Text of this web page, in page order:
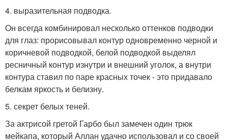
4. выразительная подводка.
Он всегда комбинировал несколько оттенков подводки
для глаз: прорисовывал контур одновременно черной и
коричневой подводкой, белой подводкой выделял
ресничный контур изнутри и внешний уголок, а внутри
контура ставил по паре красных точек - это придавало
белкам яркость и белизну.
5. секрет белых теней.
За актрисой гретой Гарбо был замечен один трюк
мейкапа, который Аллан удачно использовал и со своей